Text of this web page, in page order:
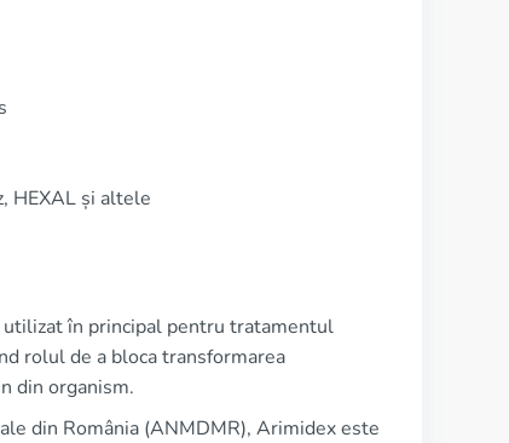
HEXAL și altele
în principal pentru tratamentul
rolul de a bloca transformarea
din organism.
din România (ANMDMR), Arimidex este